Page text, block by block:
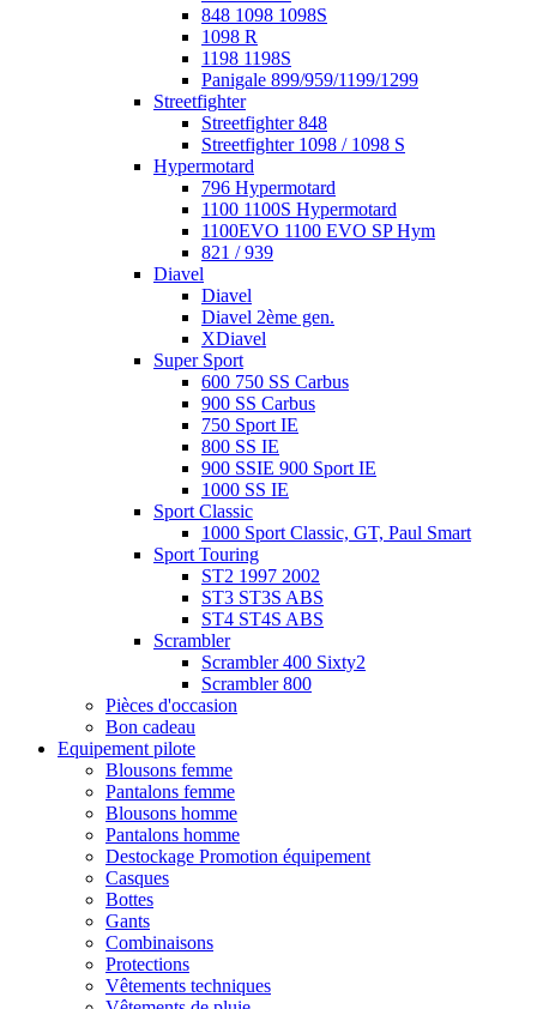
848 1098 1098S
1098 R
1198 1198S
Panigale 899/959/1199/1299
Streetfighter
Streetfighter 848
Streetfighter 1098 / 1098 S
Hypermotard
796 Hypermotard
1100 1100S Hypermotard
1100EVO 1100 EVO SP Hym
821 / 939
Diavel
Diavel
Diavel 2ème gen.
XDiavel
Super Sport
600 750 SS Carbus
900 SS Carbus
750 Sport IE
800 SS IE
900 SSIE 900 Sport IE
1000 SS IE
Sport Classic
1000 Sport Classic, GT, Paul Smart
Sport Touring
ST2 1997 2002
ST3 ST3S ABS
ST4 ST4S ABS
Scrambler
Scrambler 400 Sixty2
Scrambler 800
Pièces d'occasion
Bon cadeau
Equipement pilote
Blousons femme
Pantalons femme
Blousons homme
Pantalons homme
Destockage Promotion équipement
Casques
Bottes
Gants
Combinaisons
Protections
Vêtements techniques